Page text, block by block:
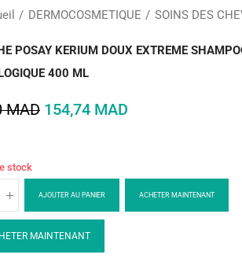
DERMOCOSMETIQUE SOINS DES
POSAY KERIUM DOUX EXTREME
400 ML
MAD 154,74 MAD
stock
AJOUTER AU PANIER ACHETER MAINTENANT
MAINTENANT